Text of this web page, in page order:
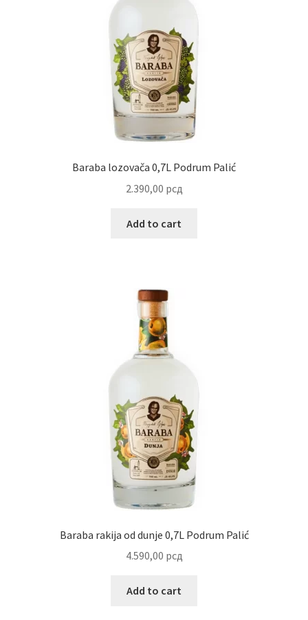
Baraba lozovača 0,7L Podrum Palić
2.390,00 рсд
Add to cart
Baraba rakija od dunje 0,7L Podrum Palić
4.590,00 рсд
Add to cart